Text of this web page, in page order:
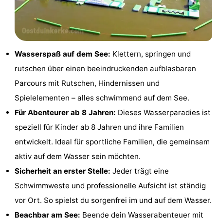
Denkmäler
Aussichtspunkte
Attraktionen
Bauernhöfe
Spielplätze
Indoor-
Zentren
Dörfer
Städte
Sport
Wasserspaß auf dem See: Klettern, springen und
rutschen über einen beeindruckenden aufblasbaren
Parcours mit Rutschen, Hindernissen und
Spielelementen – alles schwimmend auf dem See.
Für Abenteurer ab 8 Jahren: Dieses Wasserparadies ist
speziell für Kinder ab 8 Jahren und ihre Familien
entwickelt. Ideal für sportliche Familien, die gemeinsam
aktiv auf dem Wasser sein möchten.
Sicherheit an erster Stelle: Jeder trägt eine
Schwimmweste und professionelle Aufsicht ist ständig
vor Ort. So spielst du sorgenfrei im und auf dem Wasser.
Beachbar am See: Beende dein Wasserabenteuer mit